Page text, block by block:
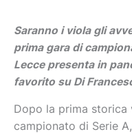
Saranno i viola gli
prima gara di
Lecce presenta in
favorito su Di
Dopo la prima storica
campionato di Serie